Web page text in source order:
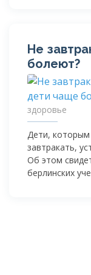
Не
болеют?
здоровье
Дети, которым
завтракать,
Об этом
берлинских